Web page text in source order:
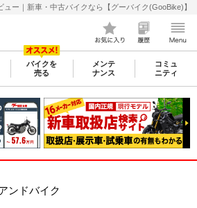
ー｜新車・中古バイクなら【グーバイク(GooBike)】
バイクを
売る
メンテ
ナンス
コミュ
ニティ
ンドバイク